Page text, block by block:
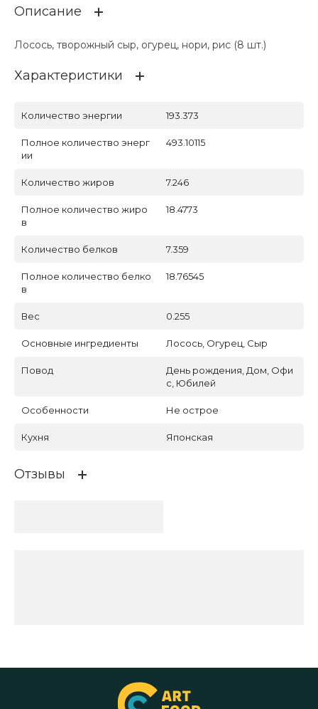
Описание
Лосось, творожный сыр, огурец, нори, рис (8 шт.)
Характеристики
Количество энергии 193.373
Полное количество энерг
ии
493.10115
Количество жиров 7.246
Полное количество жиро
в
18.4773
Количество белков 7.359
Полное количество белко
в
18.76545
Вес 0.255
Основные ингредиенты Лосось, Огурец, Сыр
Повод
День рождения, Дом, Офи
с, Юбилей
Особенности Не острое
Кухня Японская
Отзывы